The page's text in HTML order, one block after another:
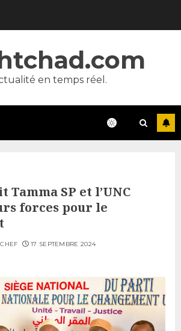
en temps réel.
Tamma SP et l’UNC
forces pour le
17 SEPTEMBRE 2024